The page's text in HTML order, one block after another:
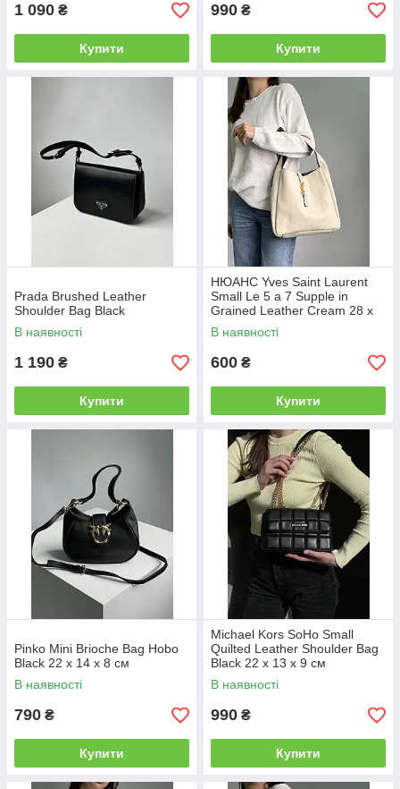
1 090 ₴
Купити
990 ₴
Купити
Prada Brushed Leather
Shoulder Bag Black
В наявності
1 190 ₴
Купити
НЮАНС Yves Saint Laurent
Small Le 5 a 7 Supple in
Grained Leather Cream 28 х
28 х 8 см
В наявності
600 ₴
Купити
Pinko Mini Brioche Bag Hobo
Black 22 x 14 x 8 см
В наявності
790 ₴
Купити
Michael Kors SoHo Small
Quilted Leather Shoulder Bag
Black 22 х 13 х 9 см
В наявності
990 ₴
Купити